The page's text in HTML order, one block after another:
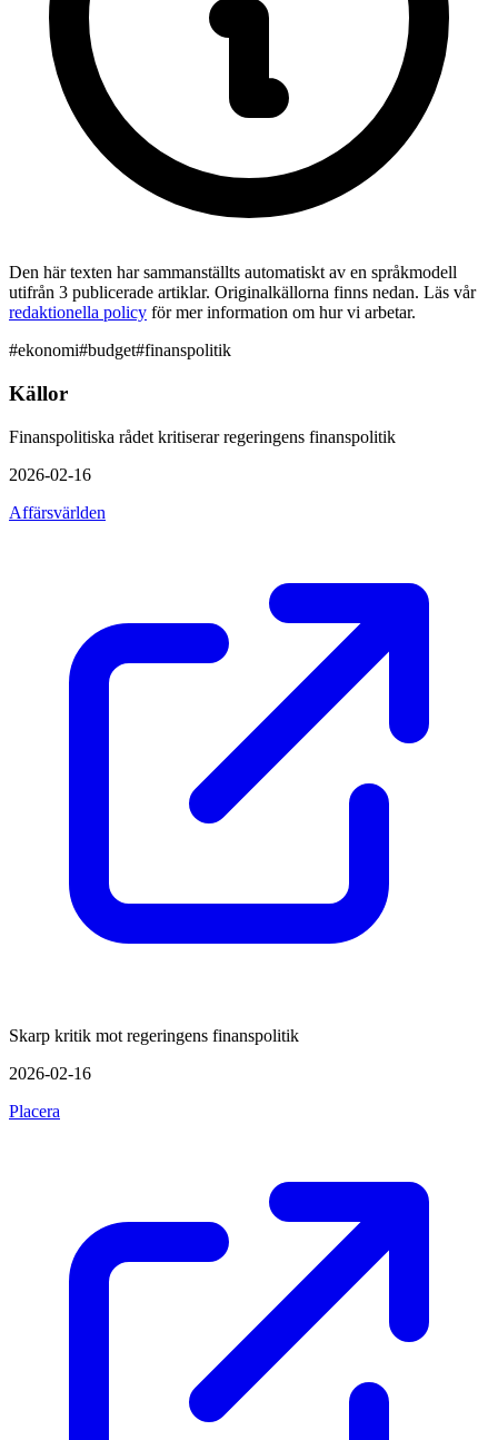
Den här texten har sammanställts automatiskt av en språkmodell
utifrån 3 publicerade artiklar. Originalkällorna finns nedan. Läs vår
redaktionella policy för mer information om hur vi arbetar.
#ekonomi#budget#finanspolitik
Källor
Finanspolitiska rådet kritiserar regeringens finanspolitik
2026-02-16
Affärsvärlden
Skarp kritik mot regeringens finanspolitik
2026-02-16
Placera